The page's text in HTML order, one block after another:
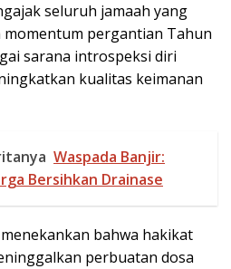
seluruh jamaah yang
pergantian Tahun
sarana introspeksi diri
kualitas keimanan
Waspada Banjir:
Bersihkan Drainase
bahwa hakikat
perbuatan dosa